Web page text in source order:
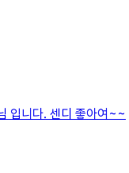
입니다. 센디 좋아여~~